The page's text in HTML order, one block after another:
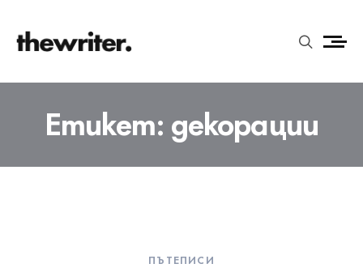
Етикет:декорации
ПЪТЕПИСИ